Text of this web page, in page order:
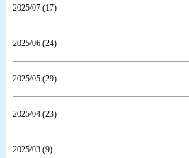
2025/07 (17)
2025/06 (24)
2025/05 (29)
2025/04 (23)
2025/03 (9)